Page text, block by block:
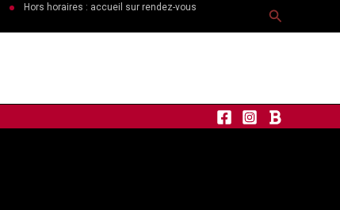
Hors horaires : accueil sur rendez-vous